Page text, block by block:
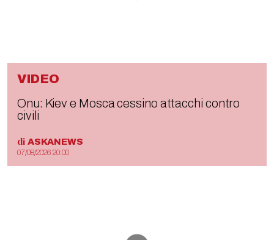
VIDEO
Onu: Kiev e Mosca cessino attacchi contro
civili
di ASKANEWS
07/08/2026 20:00